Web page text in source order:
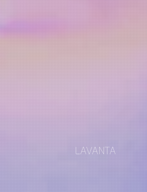
LAVANTA